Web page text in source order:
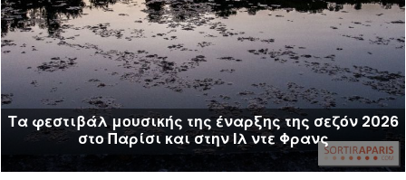
Τα φεστιβάλ μουσικής της έναρξης της σεζόν 2026
στο Παρίσι και στην Ιλ ντε Φρανς